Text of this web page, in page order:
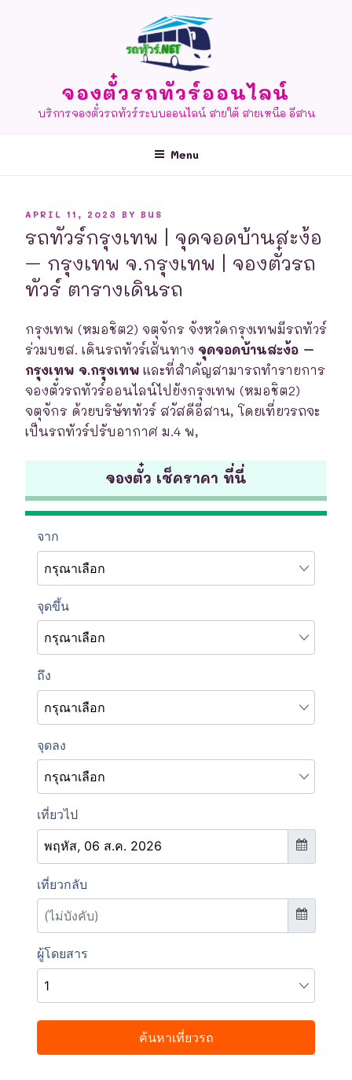
จองตั๋วรถทัวร์ออนไลน์
บริการจองตั๋วรถทัวร์ระบบออนไลน์ สายใต้ สายเหนือ อีสาน
Menu
POSTED
APRIL 11, 2023 BY BUS
รถทัวร์กรุงเทพ | จุดจอดบ้านสะง้อ
– กรุงเทพ จ.กรุงเทพ | จองตั๋วรถ
ทัวร์ ตารางเดินรถ
กรุงเทพ (หมอชิต2) จตุจักร จังหวัดกรุงเทพมีรถทัวร์
ร่วมบขส. เดินรถทัวร์เส้นทาง จุดจอดบ้านสะง้อ –
กรุงเทพ จ.กรุงเทพ และที่สำคัญสามารถทำรายการ
จองตั๋วรถทัวร์ออนไลน์ไปยังกรุงเทพ (หมอชิต2)
จตุจักร ด้วยบริษัททัวร์ สวัสดีอีสาน, โดยเที่ยวรถจะ
เป็นรถทัวร์ปรับอากาศ ม.4 พ,
จองตั๋ว เช็คราคา ที่นี่